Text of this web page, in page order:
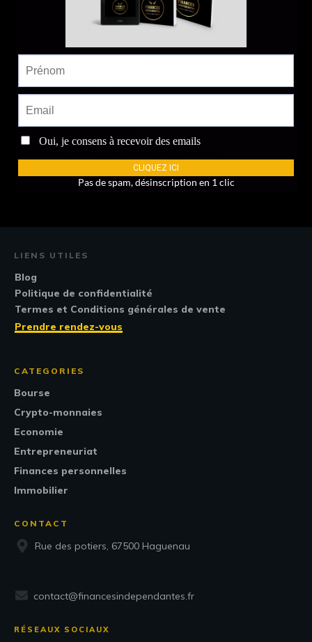
LIENS UTILES
Blog
Politique de confidentialité
Termes et Conditions générales de vente
Prendre rendez-vous
CATEGORIES
Bourse
Crypto-monnaies
Economie
Entrepreneuriat
Finances personnelles
Immobilier
CONTACT
Rue des potiers, 67500 Haguenau
contact@financesindependantes.fr
RÉSEAUX SOCIAUX